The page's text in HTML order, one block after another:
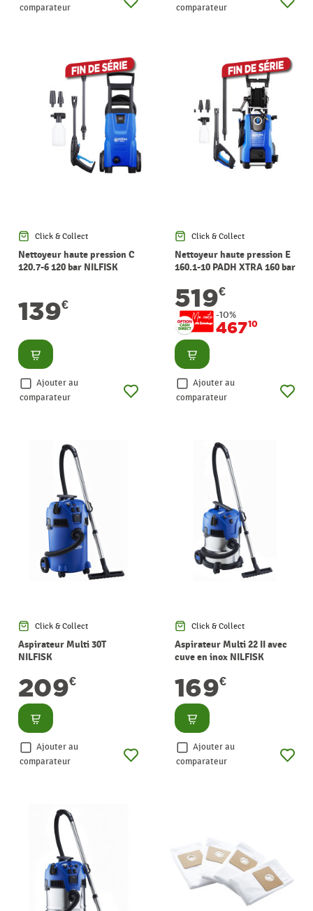
comparateur
comparateur
Click & Collect
Nettoyeur haute pression C
120.7-6 120 bar NILFISK
139€
Consulter
Ajouter au
comparateur
Click & Collect
Nettoyeur haute pression E
160.1-10 PADH XTRA 160 bar
519€
-10%
46710
Consulter
Ajouter au
comparateur
Click & Collect
Aspirateur Multi 30T
NILFISK
209€
Consulter
Ajouter au
comparateur
Click & Collect
Aspirateur Multi 22 II avec
cuve en inox NILFISK
169€
Consulter
Ajouter au
comparateur